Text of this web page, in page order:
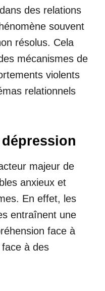
des relations
souvent
résolus. Cela
mécanismes de
violents
relationnels
dépression
majeur de
anxieux et
En effet, les
entraînent une
face à
face à des